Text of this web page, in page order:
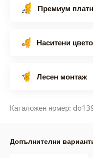
Премиум
Наситени
Лесен монтаж
Каталожен номер:
Допълнителни